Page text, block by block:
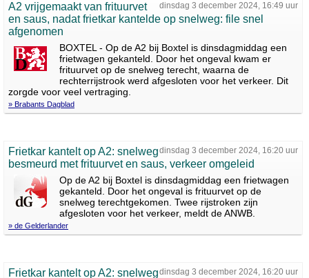
dinsdag 3 december 2024, 16:49 uur
A2 vrijgemaakt van frituurvet
en saus, nadat frietkar kantelde op snelweg: file snel
afgenomen
BOXTEL - Op de A2 bij Boxtel is dinsdagmiddag een
frietwagen gekanteld. Door het ongeval kwam er
frituurvet op de snelweg terecht, waarna de
rechterrijstrook werd afgesloten voor het verkeer. Dit
zorgde voor veel vertraging.
» Brabants Dagblad
dinsdag 3 december 2024, 16:20 uur
Frietkar kantelt op A2: snelweg
besmeurd met frituurvet en saus, verkeer omgeleid
Op de A2 bij Boxtel is dinsdagmiddag een frietwagen
gekanteld. Door het ongeval is frituurvet op de
snelweg terechtgekomen. Twee rijstroken zijn
afgesloten voor het verkeer, meldt de ANWB.
» de Gelderlander
dinsdag 3 december 2024, 16:20 uur
Frietkar kantelt op A2: snelweg